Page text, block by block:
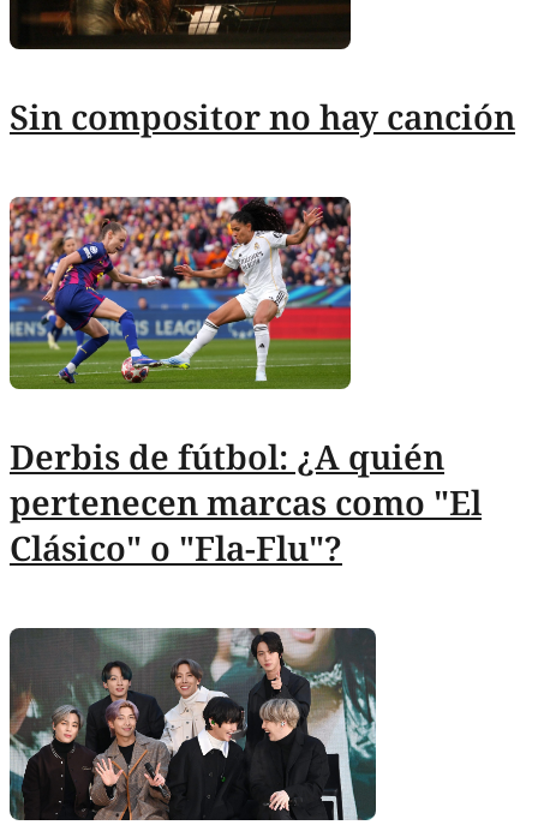
Sin compositor no hay canción
Derbis de fútbol: ¿A quién
pertenecen marcas como "El
Clásico" o "Fla-Flu"?